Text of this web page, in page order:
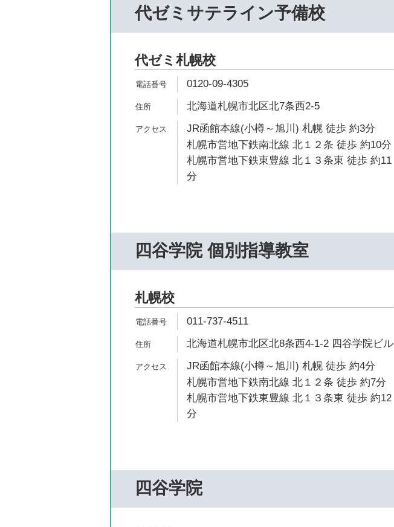
代ゼミサテライン予備校
代ゼミ札幌校
0120-09-4305
北海道札幌市北区北7条西2-5
JR函館本線(小樽～旭川) 札幌 徒歩 約3分
札幌市営地下鉄南北線 北１２条 徒歩 約10分
札幌市営地下鉄東豊線 北１３条東 徒歩 約11
分
四谷学院 個別指導教室
札幌校
011-737-4511
北海道札幌市北区北8条西4-1-2 四谷学院ビル
JR函館本線(小樽～旭川) 札幌 徒歩 約4分
札幌市営地下鉄南北線 北１２条 徒歩 約7分
札幌市営地下鉄東豊線 北１３条東 徒歩 約12
分
四谷学院